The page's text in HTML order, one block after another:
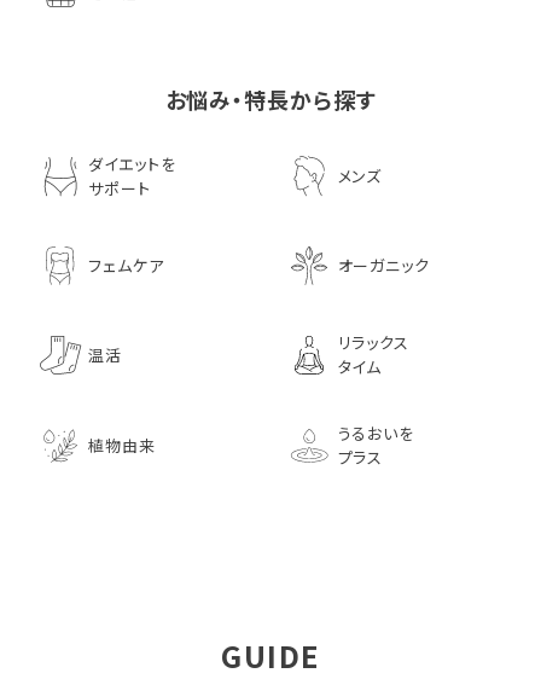
お悩み・特長から探す
ダイエットを
サポート
メンズ
フェムケア オーガニック
温活
リラックス
タイム
植物由来
うるおいを
プラス
GUIDE